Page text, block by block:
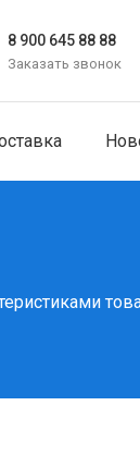
8 900 645 88 88
Заказать звонок